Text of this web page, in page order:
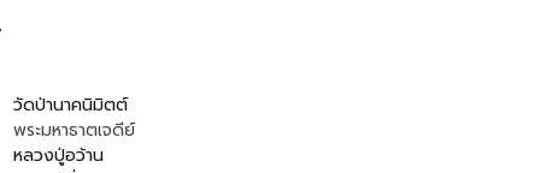
วัดป่านาคนิมิตต์
พระมหาธาตเจดีย์
หลวงปู่อว้าน